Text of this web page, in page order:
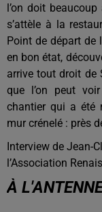
l’on doit
s’attèle à la
Point de départ de
en bon état,
arrive tout droit de
que l’on peut
chantier qui a été
mur crénelé : près
Interview de Jean-
l’Association
À